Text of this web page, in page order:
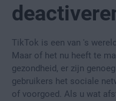
TikTok is een van 's
Maar of het nu heeft te
gezondheid, er zijn
gebruikers het sociale
of voorgoed. Als u wat